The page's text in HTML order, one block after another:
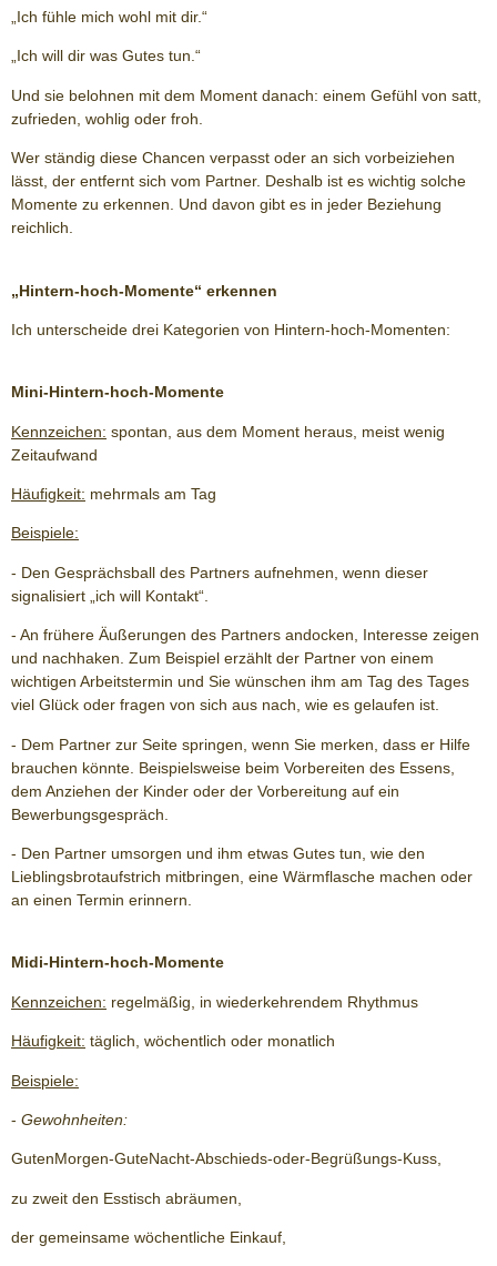
„Ich fühle mich wohl mit dir.“
„Ich will dir was Gutes tun.“
Und sie belohnen mit dem Moment danach: einem Gefühl von satt,
zufrieden, wohlig oder froh.
Wer ständig diese Chancen verpasst oder an sich vorbeiziehen
lässt, der entfernt sich vom Partner. Deshalb ist es wichtig solche
Momente zu erkennen. Und davon gibt es in jeder Beziehung
reichlich.
„Hintern-hoch-Momente“ erkennen
Ich unterscheide drei Kategorien von Hintern-hoch-Momenten:
Mini-Hintern-hoch-Momente
Kennzeichen: spontan, aus dem Moment heraus, meist wenig
Zeitaufwand
Häufigkeit: mehrmals am Tag
Beispiele:
- Den Gesprächsball des Partners aufnehmen, wenn dieser
signalisiert „ich will Kontakt“.
- An frühere Äußerungen des Partners andocken, Interesse zeigen
und nachhaken. Zum Beispiel erzählt der Partner von einem
wichtigen Arbeitstermin und Sie wünschen ihm am Tag des Tages
viel Glück oder fragen von sich aus nach, wie es gelaufen ist.
- Dem Partner zur Seite springen, wenn Sie merken, dass er Hilfe
brauchen könnte. Beispielsweise beim Vorbereiten des Essens,
dem Anziehen der Kinder oder der Vorbereitung auf ein
Bewerbungsgespräch.
- Den Partner umsorgen und ihm etwas Gutes tun, wie den
Lieblingsbrotaufstrich mitbringen, eine Wärmflasche machen oder
an einen Termin erinnern.
Midi-Hintern-hoch-Momente
Kennzeichen: regelmäßig, in wiederkehrendem Rhythmus
Häufigkeit: täglich, wöchentlich oder monatlich
Beispiele:
- Gewohnheiten:
GutenMorgen-GuteNacht-Abschieds-oder-Begrüßungs-Kuss,
zu zweit den Esstisch abräumen,
der gemeinsame wöchentliche Einkauf,